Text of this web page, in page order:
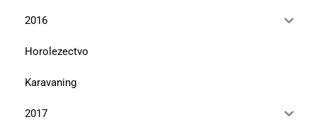
2016
Horolezectvo
Karavaning
2017